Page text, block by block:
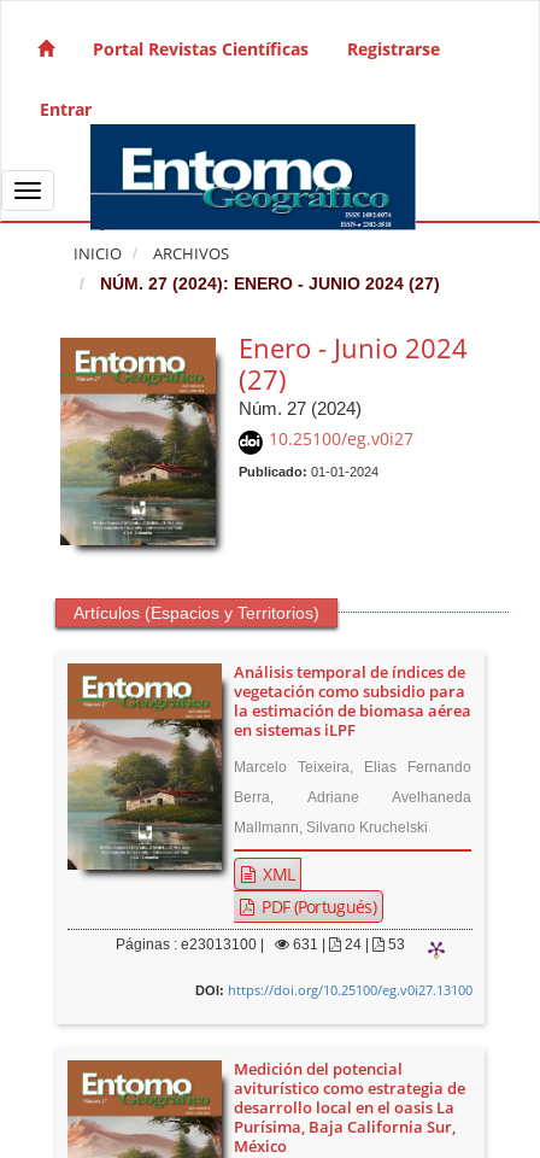
Navegación principal
Barra lateral
Portal Revistas Científicas Registrarse
Entrar
Toggle navigation
INICIO ARCHIVOS
NÚM. 27 (2024): ENERO - JUNIO 2024 (27)
Enero - Junio 2024
(27)
Núm. 27 (2024)
10.25100/eg.v0i27
Publicado:01-01-2024
Artículos (Espacios y Territorios)
Análisis temporal de índices de
vegetación como subsidio para
la estimación de biomasa aérea
en sistemas iLPF
Marcelo Teixeira, Elias Fernando
Berra, Adriane Avelhaneda
Mallmann, Silvano Kruchelski
XML
PDF (Portugués)
Páginas : e23013100 | 631 24 | 53
DOI: https://doi.org/10.25100/eg.v0i27.13100
Medición del potencial
aviturístico como estrategia de
desarrollo local en el oasis La
Purísima, Baja California Sur,
México